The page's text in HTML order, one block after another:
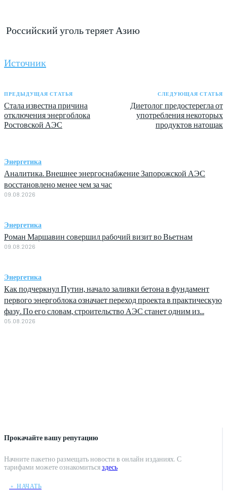
Прокачайте вашу репутацию
Начните пакетно размещать новости в онлайн изданиях. С
тарифами можете ознакомитьсяздесь
﹢ НАЧАТЬ
Российский уголь теряет Азию
Источник
ПРЕДЫДУЩАЯ СТАТЬЯ
Стала известна причина
отключения энергоблока
Ростовской АЭС
СЛЕДУЮЩАЯ СТАТЬЯ
Диетолог предостерегла от
употребления некоторых
продуктов натощак
Энергетика
Аналитика. Внешнее энергоснабжение Запорожской АЭС
восстановлено менее чем за час
09.08.2026
Энергетика
Роман Маршавин совершил рабочий визит во Вьетнам
09.08.2026
Энергетика
Как подчеркнул Путин, начало заливки бетона в фундамент
первого энергоблока означает переход проекта в практическую
фазу. По его словам, строительство АЭС станет одним из...
05.08.2026